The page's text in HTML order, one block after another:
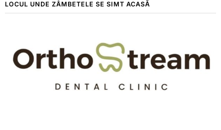
LOCUL UNDE ZÂMBETELE SE SIMT ACASĂ